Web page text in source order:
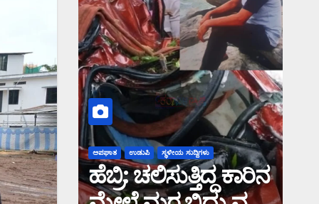
ಅಪಘಾತ ಉಡುಪಿ ಸ್ಥಳೀಯ ಸುದ್ದಿಗಳು
ಹೆಬ್ರಿ: ಚಲಿಸುತ್ತಿದ್ದ ಕಾರಿನ